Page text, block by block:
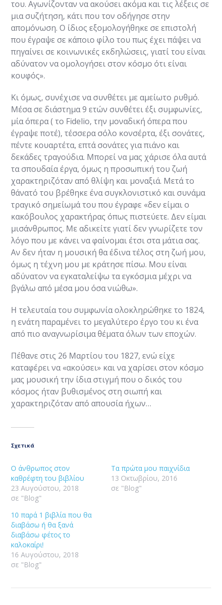
του. Αγωνίζονταν να ακούσει ακόμα και τις λέξεις σε
μια συζήτηση, κάτι που τον οδήγησε στην
απομόνωση. Ο ίδιος εξομολογήθηκε σε επιστολή
που έγραψε σε κάποιο φίλο του πως έχει πάψει να
πηγαίνει σε κοινωνικές εκδηλώσεις, γιατί του είναι
αδύνατον να ομολογήσει στον κόσμο ότι είναι
κουφός».
Κι όμως, συνέχισε να συνθέτει με αμείωτο ρυθμό.
Μέσα σε διάστημα 9 ετών συνθέτει έξι συμφωνίες,
μία όπερα ( το Fidelio, την μοναδική όπερα που
έγραψε ποτέ), τέσσερα σόλο κονσέρτα, έξι σονάτες,
πέντε κουαρτέτα, επτά σονάτες για πιάνο και
δεκάδες τραγούδια. Μπορεί να μας χάρισε όλα αυτά
τα σπουδαία έργα, όμως η προσωπική του ζωή
χαρακτηριζόταν από θλίψη και μοναξιά. Μετά το
θάνατό του βρέθηκε ένα συγκλονιστικό και συνάμα
τραγικό σημείωμά του που έγραφε «δεν είμαι ο
κακόβουλος χαρακτήρας όπως πιστεύετε. Δεν είμαι
μισάνθρωπος. Με αδικείτε γιατί δεν γνωρίζετε τον
λόγο που με κάνει να φαίνομαι έτσι στα μάτια σας.
Αν δεν ήταν η μουσική θα έδινα τέλος στη ζωή μου,
όμως η τέχνη μου με κράτησε πίσω. Μου είναι
αδύνατον να εγκαταλείψω τα εγκόσμια μέχρι να
βγάλω από μέσα μου όσα νιώθω».
Η τελευταία του συμφωνία ολοκληρώθηκε το 1824,
η ενάτη παραμένει το μεγαλύτερο έργο του κι ένα
από πιο αναγνωρίσιμα θέματα όλων των εποχών.
Πέθανε στις 26 Μαρτίου του 1827, ενώ είχε
καταφέρει να «ακούσει» και να χαρίσει στον κόσμο
μας μουσική την ίδια στιγμή που ο δικός του
κόσμος ήταν βυθισμένος στη σιωπή και
χαρακτηριζόταν από απουσία ήχων…
Σχετικά
Ο άνθρωπος στον
καθρέφτη του βιβλίου
23 Αυγούστου, 2018
σε "Blog"
Τα πρώτα μου παιχνίδια
13 Οκτωβρίου, 2016
σε "Blog"
10 παρά 1 βιβλία που θα
διαβάσω ή θα ξανά
διαβάσω φέτος το
καλοκαίρι!
16 Αυγούστου, 2018
σε "Blog"